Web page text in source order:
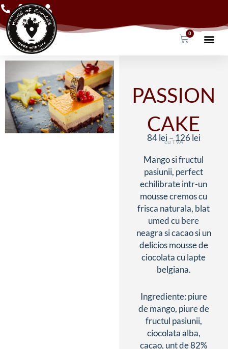
Skip
content
0
Cart
PASSION
CAKE
84lei –126 lei
de
prețuri:
84 lei
până
la
cu TVA
Mango si fructul
pasiunii, perfect
echilibrate intr-un
mousse cremos cu
frisca naturala, blat
umed cu bere
neagra si cacao si un
delicios mousse de
ciocolata cu lapte
belgiana.
Ingrediente: piure
de mango, piure de
fructul pasiunii,
ciocolata alba,
cacao, unt de 82%